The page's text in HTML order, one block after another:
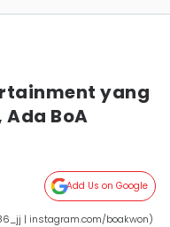
yang
BoA
Add Us on Google
| instagram.com/boakwon)